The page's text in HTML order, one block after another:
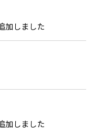
加しました
加しました